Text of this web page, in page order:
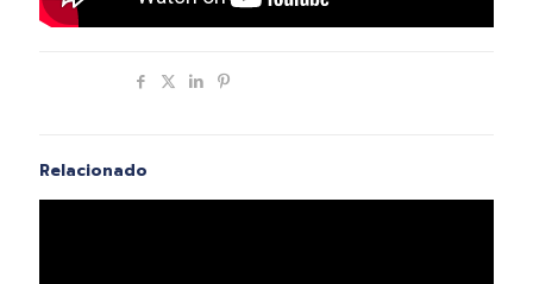
Relacionado